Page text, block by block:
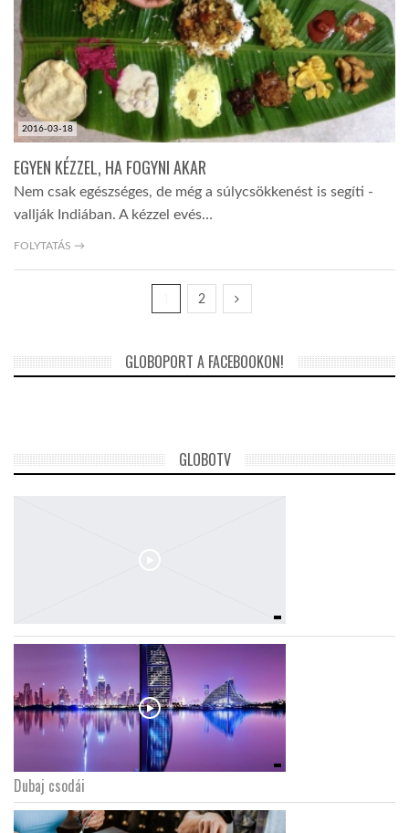
2016-03-18
EGYEN KÉZZEL, HA FOGYNI AKAR
Nem csak egészséges, de még a súlycsökkenést is segíti -
vallják Indiában. A kézzel evés…
FOLYTATÁS →
2
GLOBOPORT A FACEBOOKON!
GLOBOTV
Dubaj csodái